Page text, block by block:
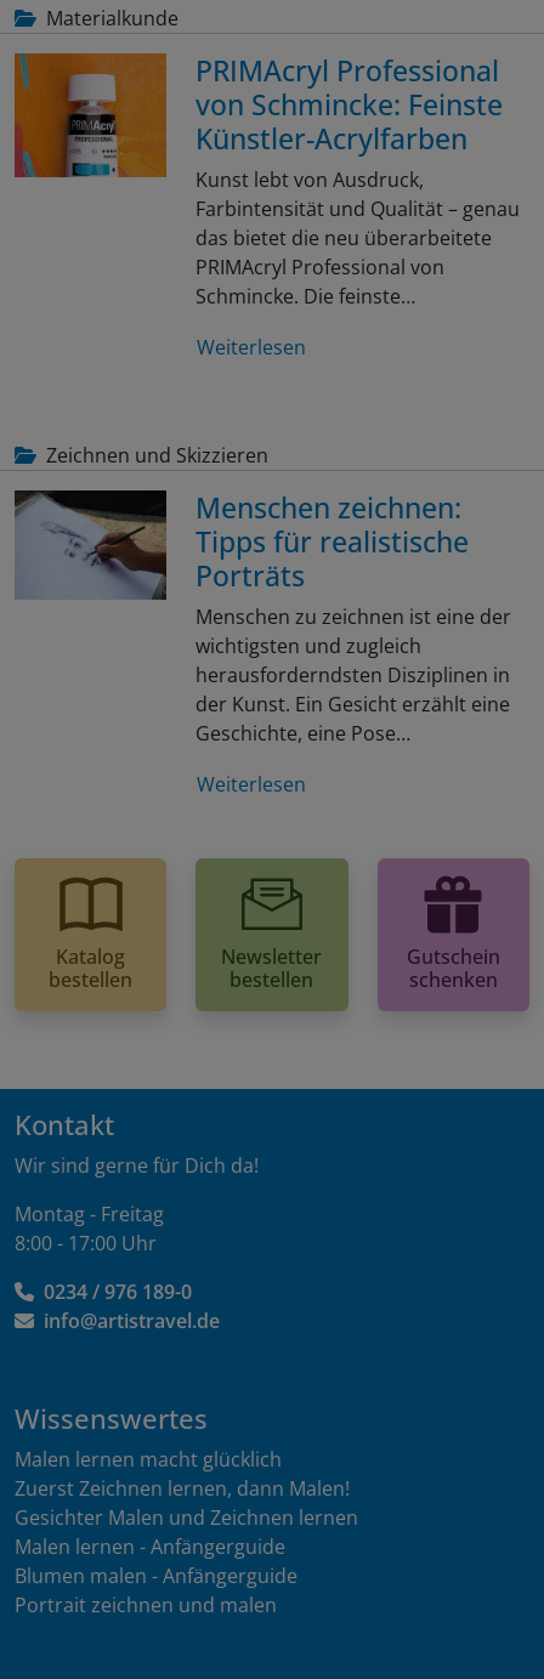
Materialkunde
PRIMAcryl Professional
von Schmincke: Feinste
Künstler-Acrylfarben
Kunst lebt von Ausdruck,
Farbintensität und Qualität – genau
das bietet die neu überarbeitete
PRIMAcryl Professional von
Schmincke. Die feinste…
Weiterlesen
Zeichnen und Skizzieren
Menschen zeichnen:
Tipps für realistische
Porträts
Menschen zu zeichnen ist eine der
wichtigsten und zugleich
herausforderndsten Disziplinen in
der Kunst. Ein Gesicht erzählt eine
Geschichte, eine Pose…
Weiterlesen
Katalog
bestellen
Newsletter
bestellen
Gutschein
schenken
Kontakt
Wir sind gerne für Dich da!
Montag - Freitag
8:00 - 17:00 Uhr
0234 / 976 189-0
info@artistravel.de
Wissenswertes
Malen lernen macht glücklich
Zuerst Zeichnen lernen, dann Malen!
Gesichter Malen und Zeichnen lernen
Malen lernen - Anfängerguide
Blumen malen - Anfängerguide
Portrait zeichnen und malen